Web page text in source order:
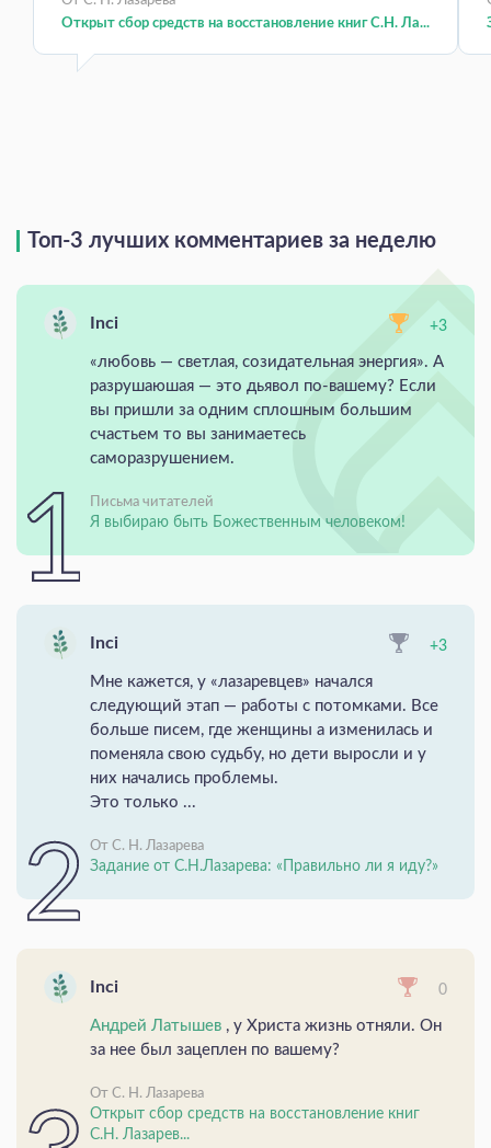
Открыт сбор средств на восстановление книг С.Н. Ла...
Топ-3 лучших комментариев за неделю
Inci +3
«любовь — светлая, созидательная энергия». А
разрушаюшая — это дьявол по-вашему? Если
вы пришли за одним сплошным большим
счастьем то вы занимаетесь
саморазрушением.
Письма читателей
Я выбираю быть Божественным человеком!
Inci +3
Мне кажется, у «лазаревцев» начался
следующий этап — работы с потомками. Все
больше писем, где женщины а изменилась и
поменяла свою судьбу, но дети выросли и у
них начались проблемы.
Это только ...
От С. Н. Лазарева
Задание от С.Н.Лазарева: «Правильно ли я иду?»
Inci 0
Андрей Латышев , у Христа жизнь отняли. Он
за нее был зацеплен по вашему?
От С. Н. Лазарева
Открыт сбор средств на восстановление книг
С.Н. Лазарев...